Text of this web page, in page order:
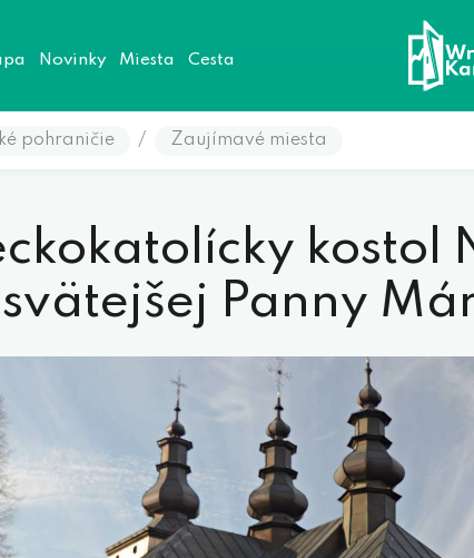
Novinky Miesta Cesta
pohraničie / Zaujímavé miesta
kostol
Panny